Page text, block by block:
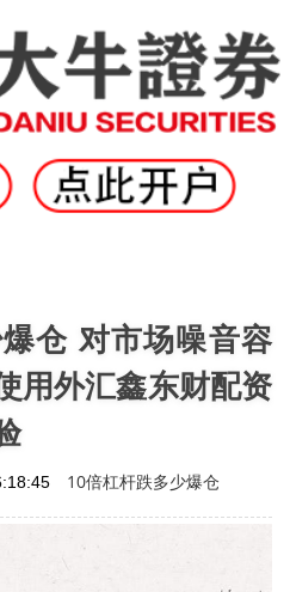
仓 对市场噪音容
用外汇鑫东财配资
10倍杠杆跌多少爆仓